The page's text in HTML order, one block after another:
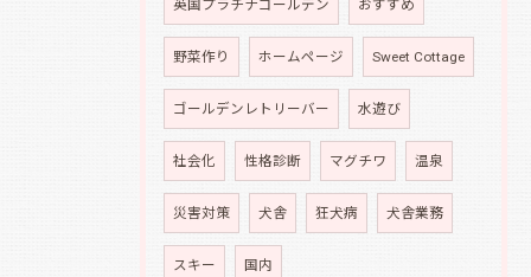
英国プラチナゴールデン おすすめ
野菜作り ホームページ Sweet Cottage
ゴールデンレトリーバー 水遊び
社会化 性格診断 マグチワ 温泉
災害対策 犬舎 狂犬病 犬舎業務
スキー 国内